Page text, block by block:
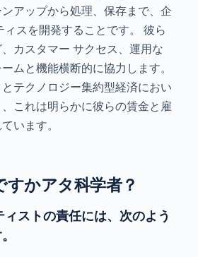
アップから処理、保存まで、企
スを開発することです。 彼ら
カスタマー サクセス、運用な
ムと機能横断的に協力します。
テクノロジー集約型経済におい
これは明らかに彼らの賃金と雇
います。
すかアタ科学者？
ストの責任には、次のよう